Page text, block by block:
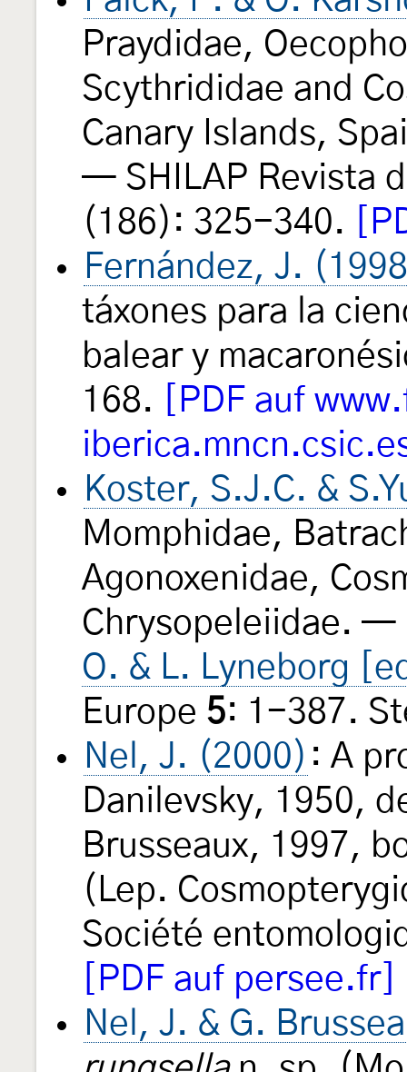
Praydidae,
Scythrididae and
Canary Islands,
— SHILAP Revista
(186): 325-340.
Fernández, J.
táxones para la
balear y
168.
[PDF auf
Koster, S.J.C. &
Momphidae,
Agonoxenidae,
Chrysopeleiidae.
O. & L. Lyneborg
Europe 5: 1-387.
Nel, J. (2000) : A
Danilevsky, 1950,
Brusseaux, 1997,
(Lep.
Société
[PDF auf persee.fr]
Nel, J. & G.